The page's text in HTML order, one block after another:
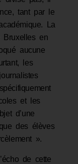
tant par le
La
en
aucune
les
et les
d’une
des élèves
».
de cette